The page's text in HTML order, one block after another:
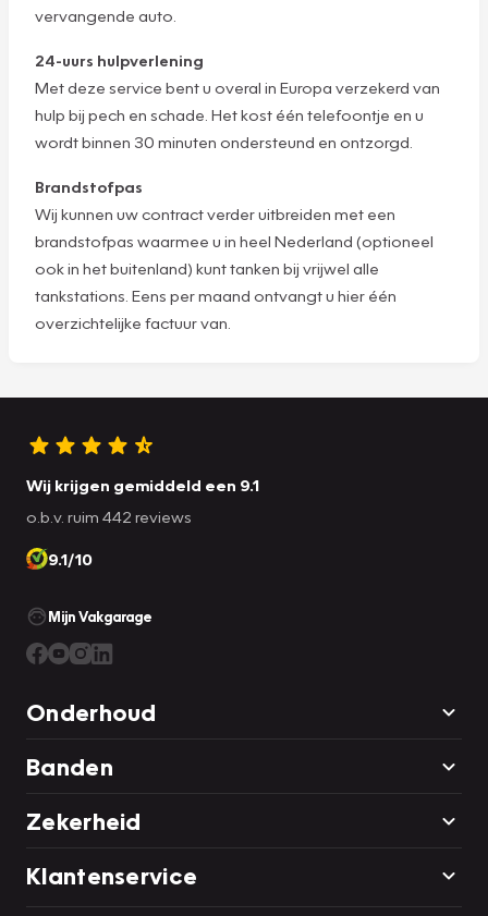
vervangende auto.
24-uurs hulpverlening
Met deze service bent u overal in Europa verzekerd van
hulp bij pech en schade. Het kost één telefoontje en u
wordt binnen 30 minuten ondersteund en ontzorgd.
Brandstofpas
Wij kunnen uw contract verder uitbreiden met een
brandstofpas waarmee u in heel Nederland (optioneel
ook in het buitenland) kunt tanken bij vrijwel alle
tankstations. Eens per maand ontvangt u hier één
overzichtelijke factuur van.
Wij krijgen gemiddeld een 9.1
o.b.v. ruim 442 reviews
9.1/10
Mijn Vakgarage
Onderhoud
Banden
Zekerheid
Klantenservice